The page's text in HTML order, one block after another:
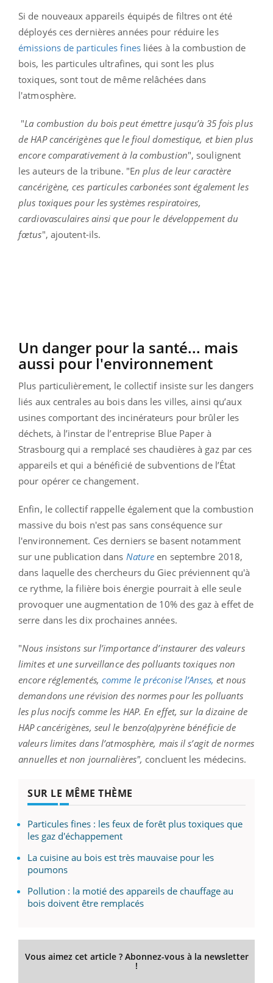
Si de nouveaux appareils équipés de filtres ont été
déployés ces dernières années pour réduire les
émissions de particules finesliées à la combustion de
bois, les particules ultrafines, qui sont les plus
toxiques, sont tout de même relâchées dans
l'atmosphère.
"La combustion du bois peut émettre jusqu’à 35 fois plus
de HAP cancérigènes que le fioul domestique, et bien plus
encore comparativement à la combustion", soulignent
les auteurs de la tribune. "En plus de leur caractère
cancérigène, ces particules carbonées sont également les
plus toxiques pour les systèmes respiratoires,
cardiovasculaires ainsi que pour le développement du
fœtus", ajoutent-ils.
Un danger pour la santé... mais
aussi pour l'environnement
Plus particulièrement, le collectif insiste sur les dangers
liés aux centrales au bois dans les villes, ainsi qu’aux
usines comportant des incinérateurs pour brûler les
déchets, à l’instar de l’entreprise Blue Paper à
Strasbourg qui a remplacé ses chaudières à gaz par ces
appareils et qui a bénéficié de subventions de l’État
pour opérer ce changement.
Enfin, le collectif rappelle également que la combustion
massive du bois n'est pas sans conséquence sur
l'environnement. Ces derniers se basent notamment
sur une publication dans Nature en septembre 2018,
dans laquelle des chercheurs du Giec préviennent qu'à
ce rythme, la filière bois énergie pourrait à elle seule
provoquer une augmentation de 10% des gaz à effet de
serre dans les dix prochaines années.
"Nous insistons sur l’importance d’instaurer des valeurs
limites et une surveillance des polluants toxiques non
encore réglementés, comme le préconise l’Anses, et nous
demandons une révision des normes pour les polluants
les plus nocifs comme les HAP. En effet, sur la dizaine de
HAP cancérigènes, seul le benzo(a)pyrène bénéficie de
valeurs limites dans l’atmosphère, mais il s’agit de normes
annuelles et non journalières", concluent les médecins.
SUR LE MÊME THÈME
Particules fines : les feux de forêt plus toxiques que
les gaz d'échappement
La cuisine au bois est très mauvaise pour les
poumons
Pollution : la motié des appareils de chauffage au
bois doivent être remplacés
Vous aimez cet article ? Abonnez-vous à la newsletter
!